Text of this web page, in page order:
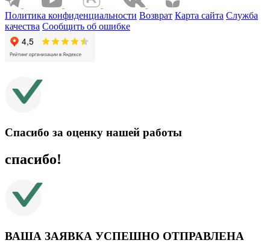
Политика конфиденциальности Возврат Карта сайта Служба
качества Сообщить об ошибке
Спасибо за оценку нашей работы
спасибо!
ВАША ЗАЯВКА УСПЕШНО ОТПРАВЛЕНА